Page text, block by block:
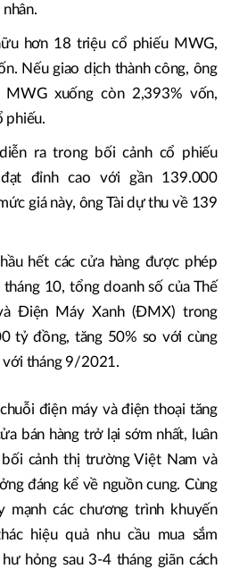
hơn 18 triệu cổ phiếu MWG,
Nếu giao dịch thành công, ông
xuống còn 2,393% vốn,
phiếu.
ra trong bối cảnh cổ phiếu
đỉnh cao với gần 139.000
giá này, ông Tài dự thu về 139
hết các cửa hàng được phép
10, tổng doanh số của Thế
Điện Máy Xanh (ĐMX) trong
tỷ đồng, tăng 50% so với cùng
với tháng 9/2021.
điện máy và điện thoại tăng
bán hàng trở lại sớm nhất, luân
cảnh thị trường Việt Nam và
đáng kể về nguồn cung. Cùng
mạnh các chương trình khuyến
hiệu quả nhu cầu mua sắm
hỏng sau 3-4 tháng giãn cách